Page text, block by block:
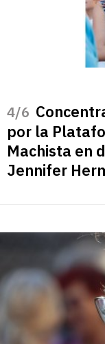
/6
por la
Machista en
Jennifer